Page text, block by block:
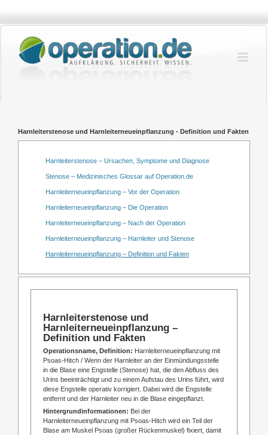
springen
Harnleiterstenose und Harnleiterneueinpflanzung - Definition und Fakten
Harnleiterstenose – Ursachen, Symptome und Diagnose
Stenose – Medizinisches Glossar auf Operation.de
Harnleiterneueinpflanzung – Vor der Operation
Harnleiterneueinpflanzung – Die Operation
Harnleiterneueinpflanzung – Nach der Operation
Harnleiterneueinpflanzung – Harnleiter und Stenose
Harnleiterneueinpflanzung – Definition und Fakten
Harnleiterstenose und
Harnleiterneueinpflanzung –
Definition und Fakten
Operationsname, Definition: Harnleiterneueinpflanzung mit
Psoas-Hitch / Wenn der Harnleiter an der Einmündungsstelle
in die Blase eine Engstelle (Stenose) hat, die den Abfluss des
Urins beeinträchtigt und zu einem Aufstau des Urins führt, wird
diese Engstelle operativ korrigiert. Dabei wird die Engstelle
entfernt und der Harnleiter neu in die Blase eingepflanzt.
Hintergrundinformationen: Bei der
Harnleiterneueinpflanzung mit Psoas-Hitch wird ein Teil der
Blase am Muskel Psoas (großer Rückenmuskel) fixiert, damit